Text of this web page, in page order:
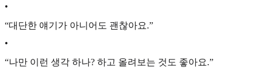
•
“대단한 얘기가 아니어도 괜찮아요.”
•
“나만 이런 생각 하나? 하고 올려보는 것도 좋아요.”